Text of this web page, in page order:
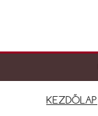
KEZDŐLAP